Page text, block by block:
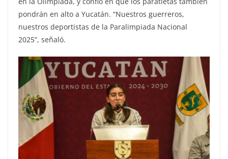
pondrán en alto a Yucatán. “Nuestros guerreros,
nuestros deportistas de la Paralimpiada Nacional
2025”, señaló.